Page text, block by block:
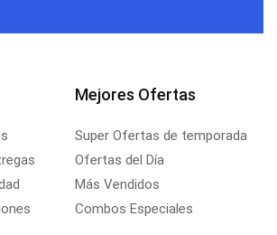
Mejores Ofertas
Super Ofertas de temporada
Ofertas del Día
Más Vendidos
Combos Especiales